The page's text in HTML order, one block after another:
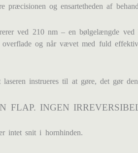
præcisionen og ensartetheden af
ved 210 nm – en bølgelængde ved
og når vævet med fuld
laseren instrueres til at gøre, det gør
FLAP. INGEN
intet snit i hornhinden.